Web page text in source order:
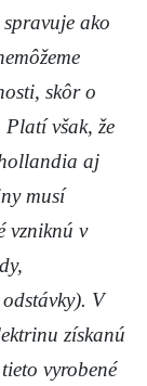
ako
skôr o
Platí však, že
aj
musí
vzniknú v
V
získanú
vyrobené